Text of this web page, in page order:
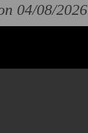
04/08/2026